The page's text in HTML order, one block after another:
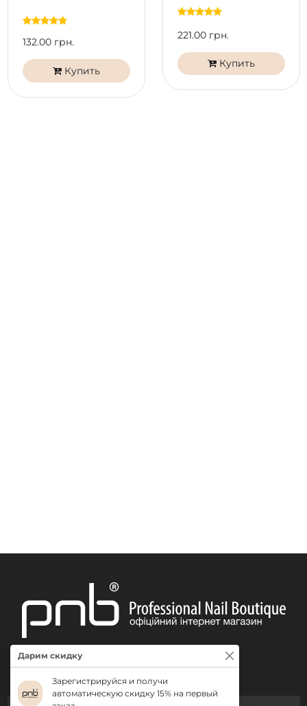
132.00 грн.
Купить
базовое покрытие
221.00 грн.
Купить
Дарим скидку
Зарегистрируйся и получи
автоматическую скидку 15% на первый